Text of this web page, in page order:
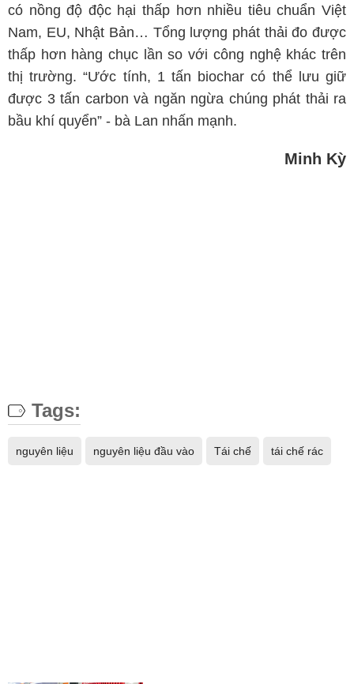
có nồng độ độc hại thấp hơn nhiều tiêu chuẩn Việt
Nam, EU, Nhật Bản… Tổng lượng phát thải đo được
thấp hơn hàng chục lần so với công nghệ khác trên
thị trường. “Ước tính, 1 tấn biochar có thể lưu giữ
được 3 tấn carbon và ngăn ngừa chúng phát thải ra
bầu khí quyển” - bà Lan nhấn mạnh.
Minh Kỳ
Tags:
nguyên liệu nguyên liệu đầu vào Tái chế tái chế rác